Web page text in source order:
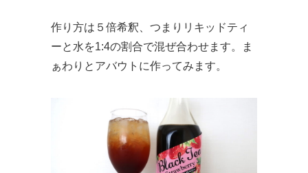
作り方は５倍希釈、つまりリキッドティ
ーと水を1:4の割合で混ぜ合わせます。ま
ぁわりとアバウトに作ってみます。